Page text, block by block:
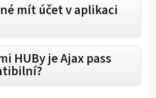
mít účet v aplikaci
HUBy je Ajax pass